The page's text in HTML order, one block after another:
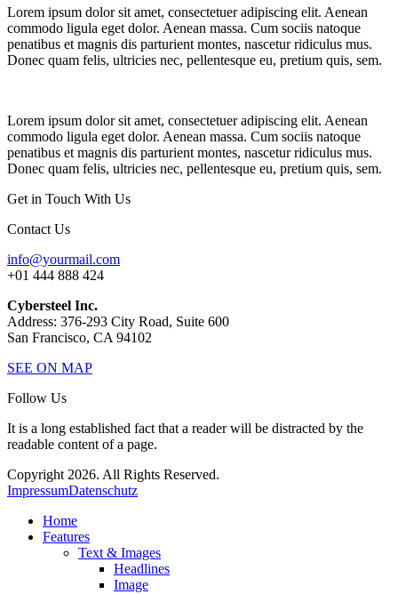
Lorem ipsum dolor sit amet, consectetuer adipiscing elit. Aenean
commodo ligula eget dolor. Aenean massa. Cum sociis natoque
penatibus et magnis dis parturient montes, nascetur ridiculus mus.
Donec quam felis, ultricies nec, pellentesque eu, pretium quis, sem.
Lorem ipsum dolor sit amet, consectetuer adipiscing elit. Aenean
commodo ligula eget dolor. Aenean massa. Cum sociis natoque
penatibus et magnis dis parturient montes, nascetur ridiculus mus.
Donec quam felis, ultricies nec, pellentesque eu, pretium quis, sem.
Get in Touch With Us
Contact Us
info@yourmail.com
+01 444 888 424
Cybersteel Inc.
Address: 376-293 City Road, Suite 600
San Francisco, CA 94102
SEE ON MAP
Follow Us
It is a long established fact that a reader will be distracted by the
readable content of a page.
Copyright 2026. All Rights Reserved.
ImpressumDatenschutz
Home
Features
Text & Images
Headlines
Image